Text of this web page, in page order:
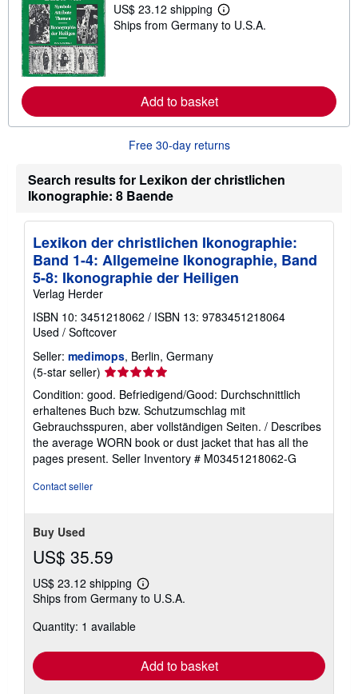
US$ 23.12 shipping
L
e
o
o
s
p
i
g
r
e
Ships from Germany to U.S.A.
Add to basket
Free 30-day returns
Search results for Lexikon der christlichen
Ikonographie: 8 Baende
Lexikon der christlichen Ikonographie:
Band 1-4: Allgemeine Ikonographie, Band
5-8: Ikonographie der Heiligen
Verlag Herder
ISBN 10: 3451218062 / ISBN 13: 9783451218064
Used / Softcover
Seller: medimops, Berlin, Germany
(5-star seller) Seller
rating
5
out
of
5
stars
Condition: good. Befriedigend/Good: Durchschnittlich
erhaltenes Buch bzw. Schutzumschlag mit
Gebrauchsspuren, aber vollständigen Seiten. / Describes
the average WORN book or dust jacket that has all the
pages present. Seller Inventory # M03451218062-G
Contact seller
Buy Used
US$ 35.59
US$ 23.12 shipping
Learn
more
Ships from Germany to U.S.A.
Quantity: 1 available
Add to basket